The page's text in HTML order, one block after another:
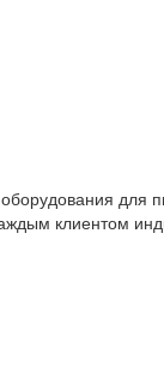
клиентом